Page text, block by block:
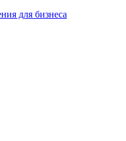
для бизнеса